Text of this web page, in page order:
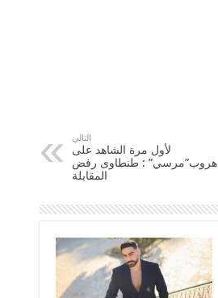
التالي
لأول مرة الشاهد على
هروب”مرسي” : طنطاوى رفض
المقابلة